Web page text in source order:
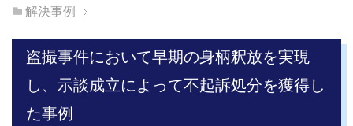
解決事例
盗撮事件において早期の身柄釈放を実現
し、示談成立によって不起訴処分を獲得し
た事例